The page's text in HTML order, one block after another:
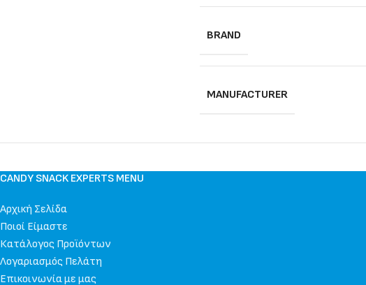
BRAND
MANUFACTURER
CANDY SNACK EXPERTS MENU
Αρχική Σελίδα
Ποιοί Είμαστε
Κατάλογος Προϊόντων
Λογαριασμός Πελάτη
Επικοινωνία με μας